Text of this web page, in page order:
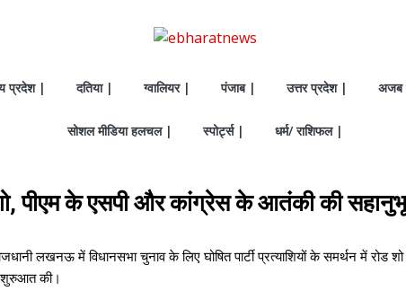
प्रदेश | दतिया | ग्वालियर | पंजाब | उत्तर प्रदेश | अजब
सोशल मीडिया हलचल | स्पोर्ट्स | धर्म/ राशिफल |
पीएम के एसपी और कांग्रेस के आतंकी की
लखनऊ में विधानसभा चुनाव के लिए घोषित पार्टी प्रत्याशियों के समर्थन में रोड
शुरुआत की।